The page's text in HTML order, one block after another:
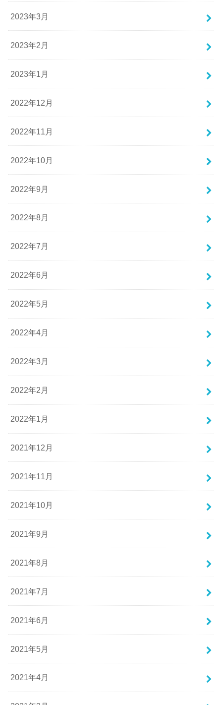
2023年3月
2023年2月
2023年1月
2022年12月
2022年11月
2022年10月
2022年9月
2022年8月
2022年7月
2022年6月
2022年5月
2022年4月
2022年3月
2022年2月
2022年1月
2021年12月
2021年11月
2021年10月
2021年9月
2021年8月
2021年7月
2021年6月
2021年5月
2021年4月